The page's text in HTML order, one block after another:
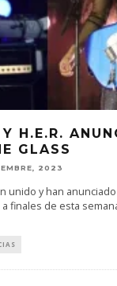
H.E.R.
GLASS
2023
unido y han
finales de esta